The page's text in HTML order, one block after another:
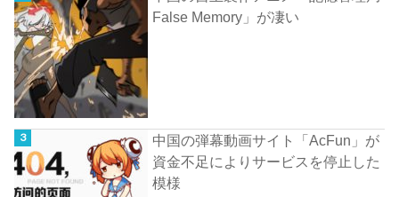
False Memory」が凄い
中国の弾幕動画サイト「AcFun」が
資金不足によりサービスを停止した
模様